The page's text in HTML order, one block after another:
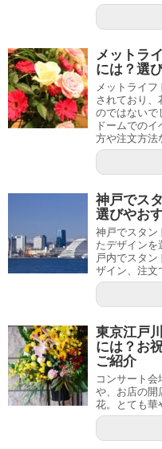
メットラ
には？選
メットライ
されており、
のではないで
ドームでの
方や注文方法
神戸でス
選びやお
神戸でスタン
たデザインを
戸内でスタ
ザイン、注文
東京江戸
には？お
ご紹介
コンサート
や、お店の開
花。とても華